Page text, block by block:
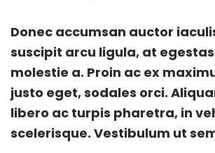
t
e
d
o
n
e
a
g
o
t
Donec accumsan auctor
suscipit arcu ligula, at
molestie a. Proin ac ex
justo eget, sodales orci.
libero ac turpis pharetra, in
scelerisque. Vestibulum ut